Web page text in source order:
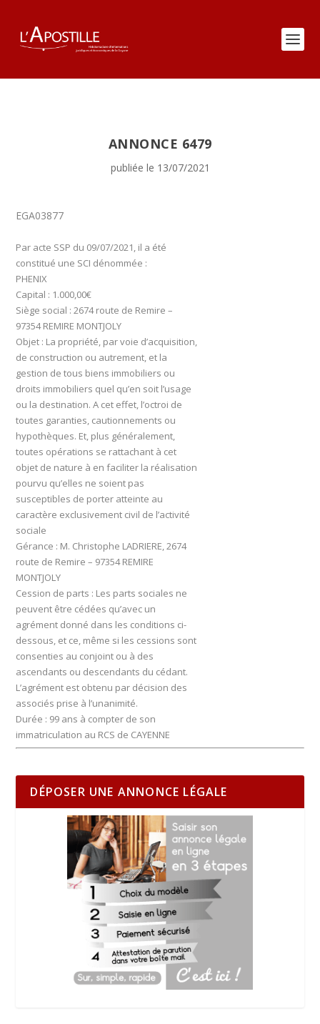
ANNONCE 6479
publiée le 13/07/2021
EGA03877
Par acte SSP du 09/07/2021, il a été
constitué une SCI dénommée :
PHENIX
Capital : 1.000,00€
Siège social : 2674 route de Remire –
97354 REMIRE MONTJOLY
Objet : La propriété, par voie d’acquisition,
de construction ou autrement, et la
gestion de tous biens immobiliers ou
droits immobiliers quel qu’en soit l’usage
ou la destination. A cet effet, l’octroi de
toutes garanties, cautionnements ou
hypothèques. Et, plus généralement,
toutes opérations se rattachant à cet
objet de nature à en faciliter la réalisation
pourvu qu’elles ne soient pas
susceptibles de porter atteinte au
caractère exclusivement civil de l’activité
sociale
Gérance : M. Christophe LADRIERE, 2674
route de Remire – 97354 REMIRE
MONTJOLY
Cession de parts : Les parts sociales ne
peuvent être cédées qu’avec un
agrément donné dans les conditions ci-
dessous, et ce, même si les cessions sont
consenties au conjoint ou à des
ascendants ou descendants du cédant.
L’agrément est obtenu par décision des
associés prise à l’unanimité.
Durée : 99 ans à compter de son
immatriculation au RCS de CAYENNE
DÉPOSER UNE ANNONCE LÉGALE